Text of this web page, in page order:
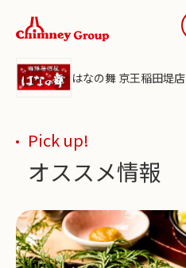
はなの舞 京王稲田堤店
Pick up!
オススメ情報